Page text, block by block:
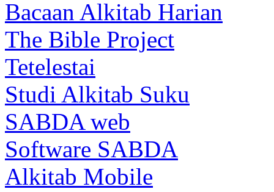
Bacaan Alkitab Harian
The Bible Project
Tetelestai
Studi Alkitab Suku
SABDA web
Software SABDA
Alkitab Mobile